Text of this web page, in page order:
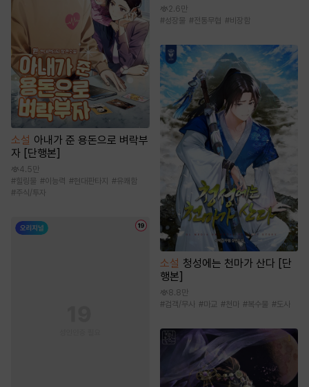
소설 아내가 준 용돈으로 벼락부
자 [단행본]
4.5만
# 힐링물 #이능력 #현대판타지 #유쾌함
#주식/투자
2.6만
#성장물 #전통무협 #비장함
소설 청성에는 천마가 산다 [단
행본]
8.8만
#검객/무사 #마교 #천마 #복수물 #도사